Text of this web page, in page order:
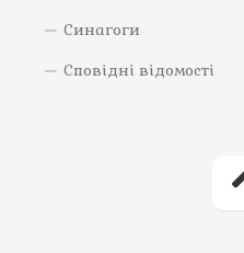
Синагоги
Сповідні відомості